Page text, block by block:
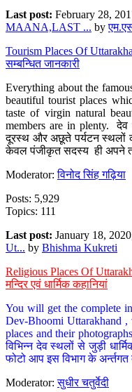
Last post: February 28,
MAANA,LAST ... by
Tourism Places Of
सम्बन्धित जानकारी
Everything about the
beautiful tourist places
taste of virgin natural
members are in plenty. देव
दूरस्थ और अछूते पर्यटन स्थलों
केवल पंजीकृत सदस्य ही अपने
Moderator:विनोद सिंह गढ़िया
Posts: 5,929
Topics: 111
Last post: January 18,
Ut... by Bhishma Kukreti
Religious Places Of
मन्दिर एवं धार्मिक कहानियां
You will get the complete
Dev-Bhoomi Uttarakhand ,
places and their
विभिन्न देव स्थलों से जुड़ी
फोटो आप इस विभाग के
Moderator:सुधीर चतुर्वेदी